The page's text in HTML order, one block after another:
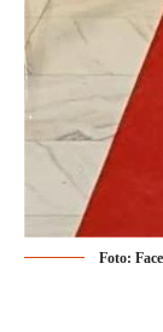
Foto: